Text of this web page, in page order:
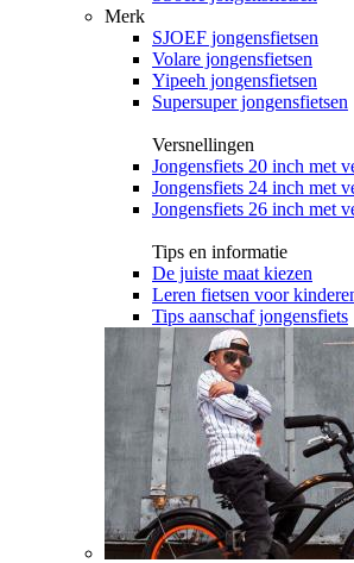
Merk
SJOEF jongensfietsen
Volare jongensfietsen
Yipeeh jongensfietsen
Supersuper jongensfietsen
Versnellingen
Jongensfiets 20 inch met
Jongensfiets 24 inch met
Jongensfiets 26 inch met
Tips en informatie
De juiste maat kiezen
Leren fietsen voor
Tips aanschaf jongensfiets